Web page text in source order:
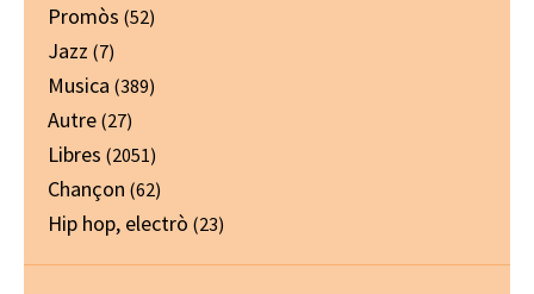
Promòs (52)
Jazz (7)
Musica (389)
Autre (27)
Libres (2051)
Chançon (62)
Hip hop, electrò (23)